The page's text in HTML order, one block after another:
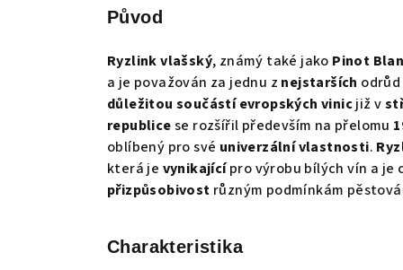
Původ
Ryzlink vlašský, známý také jako Pinot
a je považován za jednu z nejstarších
důležitou součástí evropských vinicjiž v
republicese rozšířil především na přelomu
oblíbený pro své univerzální vlastnosti.
která je vynikajícípro výrobu bílých vín a je
přizpůsobivost různým podmínkám
Charakteristika